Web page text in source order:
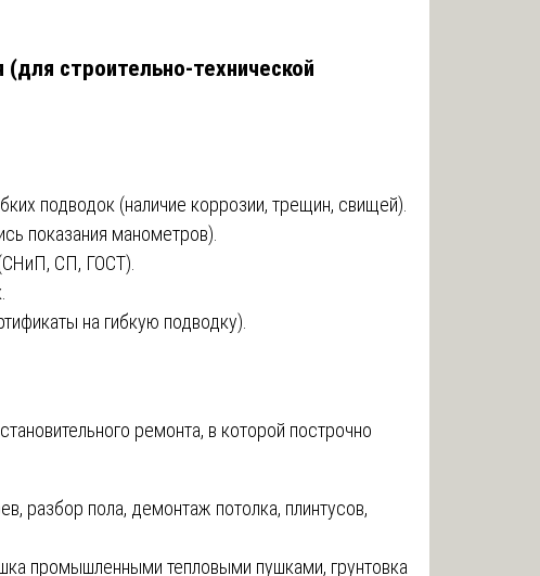
строительно-технической
подводок (наличие коррозии, трещин, свищей).
показания манометров).
СП, ГОСТ).
на гибкую подводку).
ремонта, в которой построчно
разбор пола, демонтаж потолка, плинтусов,
промышленными тепловыми пушками, грунтовка